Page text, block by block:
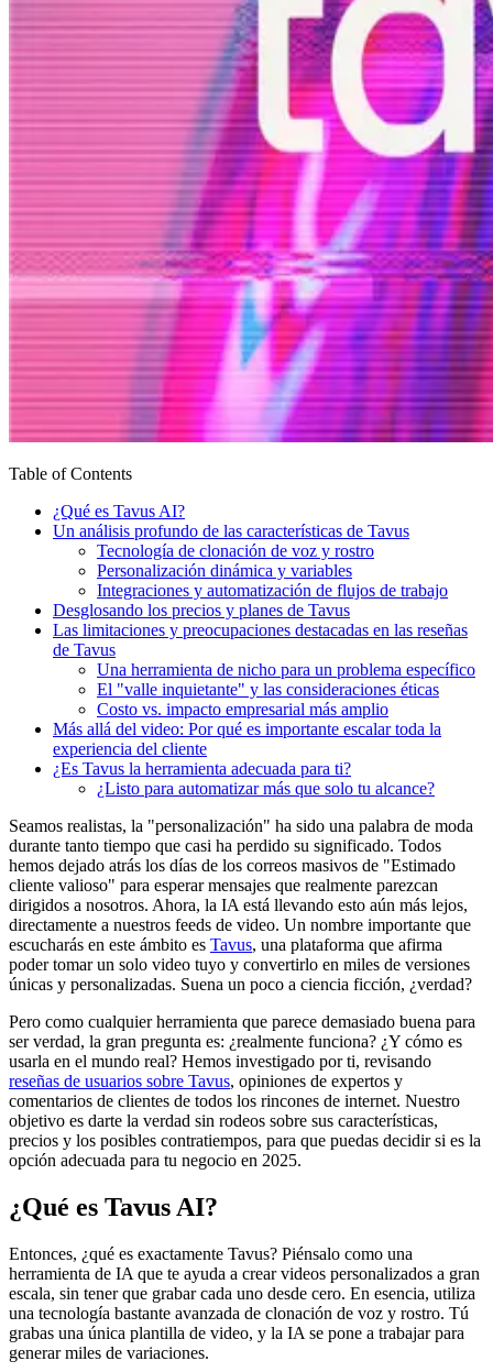
Table of Contents
¿Qué es Tavus AI?
Un análisis profundo de las características de Tavus
Tecnología de clonación de voz y rostro
Personalización dinámica y variables
Integraciones y automatización de flujos de trabajo
Desglosando los precios y planes de Tavus
Las limitaciones y preocupaciones destacadas en las reseñas
de Tavus
Una herramienta de nicho para un problema específico
El "valle inquietante" y las consideraciones éticas
Costo vs. impacto empresarial más amplio
Más allá del video: Por qué es importante escalar toda la
experiencia del cliente
¿Es Tavus la herramienta adecuada para ti?
¿Listo para automatizar más que solo tu alcance?
Seamos realistas, la "personalización" ha sido una palabra de moda
durante tanto tiempo que casi ha perdido su significado. Todos
hemos dejado atrás los días de los correos masivos de "Estimado
cliente valioso" para esperar mensajes que realmente parezcan
dirigidos a nosotros. Ahora, la IA está llevando esto aún más lejos,
directamente a nuestros feeds de video. Un nombre importante que
escucharás en este ámbito es Tavus, una plataforma que afirma
poder tomar un solo video tuyo y convertirlo en miles de versiones
únicas y personalizadas. Suena un poco a ciencia ficción, ¿verdad?
Pero como cualquier herramienta que parece demasiado buena para
ser verdad, la gran pregunta es: ¿realmente funciona? ¿Y cómo es
usarla en el mundo real? Hemos investigado por ti, revisando
reseñas de usuarios sobre Tavus, opiniones de expertos y
comentarios de clientes de todos los rincones de internet. Nuestro
objetivo es darte la verdad sin rodeos sobre sus características,
precios y los posibles contratiempos, para que puedas decidir si es la
opción adecuada para tu negocio en 2025.
¿Qué es Tavus AI?
Entonces, ¿qué es exactamente Tavus? Piénsalo como una
herramienta de IA que te ayuda a crear videos personalizados a gran
escala, sin tener que grabar cada uno desde cero. En esencia, utiliza
una tecnología bastante avanzada de clonación de voz y rostro. Tú
grabas una única plantilla de video, y la IA se pone a trabajar para
generar miles de variaciones.